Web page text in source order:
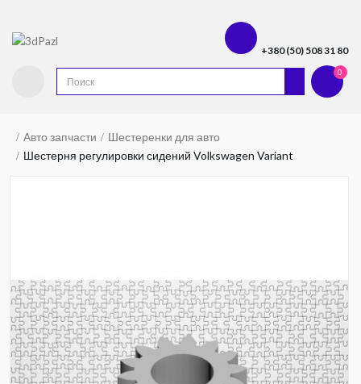
+380 (50) 508 31 80
0
Авто запчасти
Шестеренки для авто
Шестерня регулировки сидений Volkswagen Variant